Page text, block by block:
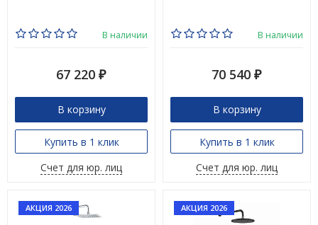
В наличии
67 220 ₽
В корзину
Купить в 1 клик
Счет для юр. лиц
В наличии
70 540 ₽
В корзину
Купить в 1 клик
Счет для юр. лиц
АКЦИЯ 2026 АКЦИЯ 2026